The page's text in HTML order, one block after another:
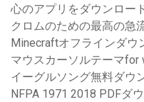
心のアプリをダウンロー
クロムのための最高の急
Minecraftオフラインダウ
マウスカーソルテーマfor
イーグルソング無料ダウ
NFPA 1971 2018 PDFダ